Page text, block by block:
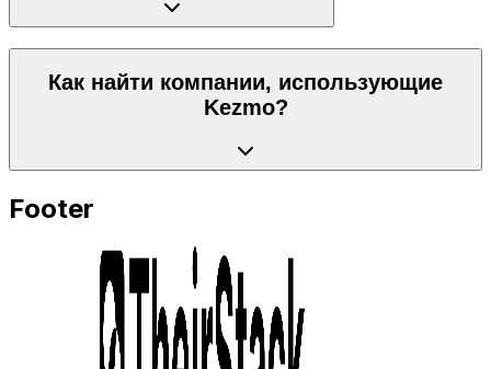
Как найти компании, использующие
Kezmo?
Footer